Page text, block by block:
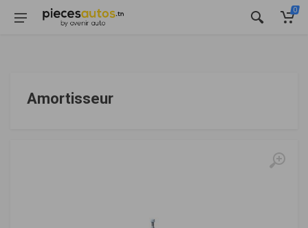
0
Amortisseur